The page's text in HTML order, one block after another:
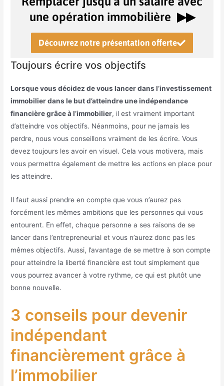
une opération immobilière ▶︎▶︎
Découvrez notre présentation offerte
Toujours écrire vos objectifs
Lorsque vous décidez de vous lancer dans l’investissement
immobilier dans le but d’atteindre une indépendance
financière grâce à l’immobilier, il est vraiment important
d’atteindre vos objectifs. Néanmoins, pour ne jamais les
perdre, nous vous conseillons vraiment de les écrire. Vous
devez toujours les avoir en visuel. Cela vous motivera, mais
vous permettra également de mettre les actions en place pour
les atteindre.
Il faut aussi prendre en compte que vous n’aurez pas
forcément les mêmes ambitions que les personnes qui vous
entourent. En effet, chaque personne a ses raisons de se
lancer dans l’entrepreneurial et vous n’aurez donc pas les
mêmes objectifs. Aussi, l’avantage de se mettre à son compte
pour atteindre la liberté financière est tout simplement que
vous pourrez avancer à votre rythme, ce qui est plutôt une
bonne nouvelle.
3 conseils pour devenir
indépendant
financièrement grâce à
l’immobilier